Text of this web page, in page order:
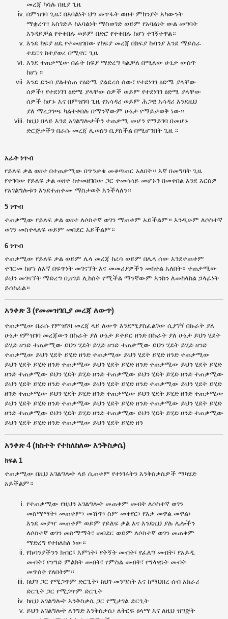
መረጃ ካሳሉ በዚያ ጊዜ
በምዝገባ ጊዜ፣ በአባልነት ህግ መጥፋት ወዘተ ምክንያት አካውንት
ማቋረጥ፣ አስገድዶ ከአባልነት ማስወገድ ወይም የአባልነት ውል መግባት
እንዳይቻል የተቀበሉ ወይም በድሮ የተቀበሉ ከሆነ ተገኝተዋል።
እንደ ክፍያ ዘዴ የተመዘገበው የክፍያ መረጃ በክፍያ ኩባንያ እንደ ማይሰራ
ተደርጎ ከተያወረ በሚኖር ጊዜ
እንደ ተጠቃሚው በፊት ክፍያ ማድረግ ካልቻለ በሚለው ሁኔታ ውስጥ
ከሆነ ፡፡
እንደ ደንብ ያልተሰጠ የዕድሜ ያልደረሰ ሰው፣ የተደነገገ ዕድሜ ያላቸው
ሰዎች፣ የተደነገገ ዕድሜ ያላቸው ሰዎች ወይም የተደነገገ ዕድሜ ያላቸው
ሰዎች ከሆኑ እና በምዝገባ ጊዜ የአሳዳሪ ወይም ሕጋዊ አሳዳሪ እንደዚህ
ያለ ማረጋገጫ ካልተቀበሉ በማንኛውም ሁኔታ የማይታወቅ ነው።
ከዚህ በላይ እንደ አገልግሎታችን ተጠቃሚ መሆን የማይገባ በመሆኑ
ድርጅታችን በራሱ መረጃ ሊወስን ቢያስችል በሚሆንበት ጊዜ ፡፡
አራት ነጥብ
የይለፍ ቃል ወዘተ በተጠቃሚው በጥንቃቄ መቆጣጠር አለበት። እኛ በመግባት ጊዜ
የተገባው የይለፍ ቃል ወዘተ ከተመዘገበው ጋር ተመሳሳይ መሆኑን በመቀበል እንደ እርስዎ
የአገልግሎቱን እንደተጠቀሙ ማስታወቅ እንችላለን።
5 ነጥብ
ተጠቃሚው የይለፍ ቃል ወዘተ ለሶስተኛ ወገን ማጠቀም አይችልም። እንዲሁም ለሶስተኛ
ወገን መስተላለፍ ወይም መበደር አይችልም።
6 ነጥብ
ተጠቃሚው የይለፍ ቃል ወይም ሌላ መረጃ ከረሳ ወይም በሌላ ሰው እንደተጠቀም
ተገርመ ከሆነ ለእኛ በፍጥነት መገናኘት እና መመሪያዎችን መከተል አለበት። ተጠቃሚው
ይህን መገናኘት ማድረግ ቢዘገይ ሊከሰት የሚችል ማንኛውም እንከን ለመከላከል ኃላፊነት
ይሰከራል።
አንቀጽ 3 (የመመዝገቢያ መረጃ ለውጥ)
ተጠቃሚው በራሱ የምዝገባ መረጃ ላይ ለውጥ እንደሚያስፈልገው ሲያገኝ በኩራት ያለ
ሁኔታ የምዝገባ መረጃውን በኩራት ያለ ሁኔታ ይቀይር ዘንድ በኩራት ያለ ሁኔታ ይህን ሂደት
ይሂድ ዘንድ ተጠቃሚው ይህን ሂደት ይሂድ ዘንድ ተጠቃሚው ይህን ሂደት ይሂድ ዘንድ
ተጠቃሚው ይህን ሂደት ይሂድ ዘንድ ተጠቃሚው ይህን ሂደት ይሂድ ዘንድ ተጠቃሚው
ይህን ሂደት ይሂድ ዘንድ ተጠቃሚው ይህን ሂደት ይሂድ ዘንድ ተጠቃሚው ይህን ሂደት ይሂድ
ዘንድ ተጠቃሚው ይህን ሂደት ይሂድ ዘንድ ተጠቃሚው ይህን ሂደት ይሂድ ዘንድ ተጠቃሚው
ይህን ሂደት ይሂድ ዘንድ ተጠቃሚው ይህን ሂደት ይሂድ ዘንድ ተጠቃሚው ይህን ሂደት ይሂድ
ዘንድ ተጠቃሚው ይህን ሂደት ይሂድ ዘንድ ተጠቃሚው ይህን ሂደት ይሂድ ዘንድ ተጠቃሚው
ይህን ሂደት ይሂድ ዘንድ ተጠቃሚው ይህን ሂደት ይሂድ ዘንድ ተጠቃሚው ይህን ሂደት ይሂድ
ዘንድ ተጠቃሚው ይህን ሂደት ይሂድ ዘንድ ተጠቃሚው ይህን ሂደት ይሂድ ዘንድ ተጠቃሚው
ይህን ሂደት ይሂድ ዘንድ ተጠቃሚው ይህን ሂደት ይሂድ ዘን
አንቀጽ 4 (ክስተት የተከለከለው እንቅስቃሴ)
ክፍል 1
ተጠቃሚው በዚህ አገልግሎት ላይ ሲጠቀም የተነገሩትን እንቅስቃሴዎች ማካሄድ
አይችልም።
የተጠቃሚው የዚህን አገልግሎት መጠቀም መብት ለሶስተኛ ወገን
መስማማት፣ መጠቀም፣ መሽጥ፣ ስም መቀየር፣ የእቃ መዋል መዋል፣
እንደ መያዣ መጠቀም ወይም የይለፍ ቃል እና እንደዚህ ያሉ ሌሎችን
ለሶስተኛ ወገን መስማማት፣ መበደር ወይም ለሶስተኛ ወገን መጠቀም
ማድረግ የተከለከለ ነው።
የኩባንያችንን ክብር፣ እምነት፣ የቅኝት መብት፣ የፈለግ መብት፣ የአይዲ
መብት፣ የንግድ ምልክት መብት፣ የምስል መብት፣ የግላዊነት መብት
መጥሰት የለበትም።
ከህግ ጋር የሚጋጥም ድርጊት፣ ከህገ-መንግስት እና ከማህበረ-ሰብ አክራሪ
ድርጊት ጋር የሚጋጥም ድርጊት
ከዚህ አገልግሎት እንቅስቃሴ ጋር የሚታገል ድርጊት
ይህን አገልግሎት ለንግድ እንቅስቃሴ፣ ለትርፍ ዕላማ እና ለዚህ ዝግጅት